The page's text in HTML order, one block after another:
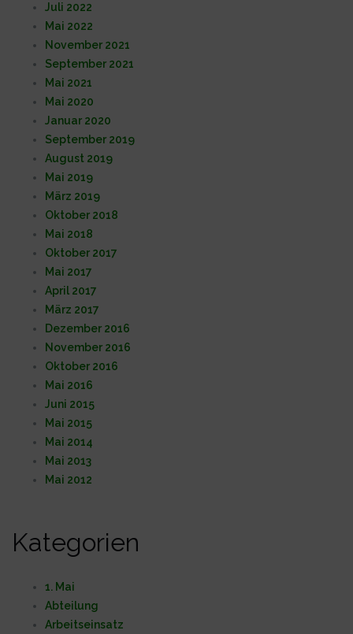
Juli 2022
Mai 2022
November 2021
September 2021
Mai 2021
Mai 2020
Januar 2020
September 2019
August 2019
Mai 2019
März 2019
Oktober 2018
Mai 2018
Oktober 2017
Mai 2017
April 2017
März 2017
Dezember 2016
November 2016
Oktober 2016
Mai 2016
Juni 2015
Mai 2015
Mai 2014
Mai 2013
Mai 2012
Kategorien
1. Mai
Abteilung
Arbeitseinsatz